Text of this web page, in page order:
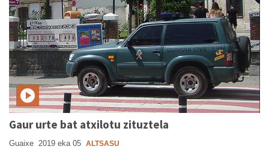
Gaur urte bat atxilotu zituztela
Guaixe 2019 eka 05 ALTSASU